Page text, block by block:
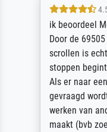
ik beoordeel
Door de
scrollen is
stoppen
Als er naar
gevraagd
werken van
maakt (bvb